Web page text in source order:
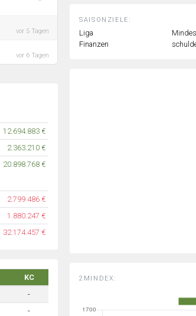
vor 5 Tagen
vor 6 Tagen
12.694.883 €
2.363.210 €
20.898.768 €
2.799.486 €
1.880.247 €
32.174.457 €
KC
-
-
SAISONZIELE:
Liga
Finanzen
2MINDEX: